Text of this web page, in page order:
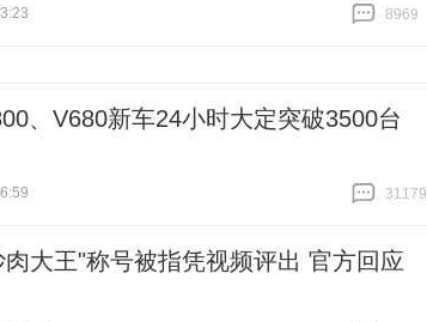
8969
、V680新车24小时大定突破3500台
31179
大王"称号被指凭视频评出 官方回应